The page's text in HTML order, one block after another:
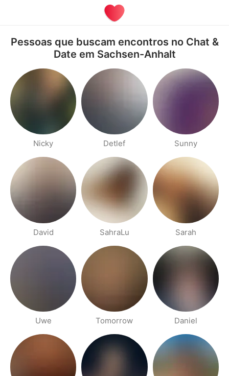
Pessoas que buscam encontros no Chat &
Date em Sachsen-Anhalt
Nicky Detlef Sunny
David SahraLu Sarah
Uwe Tomorrow Daniel